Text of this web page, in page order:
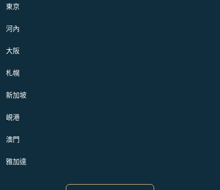
東京
河內
大阪
札幌
新加坡
峴港
澳門
雅加達